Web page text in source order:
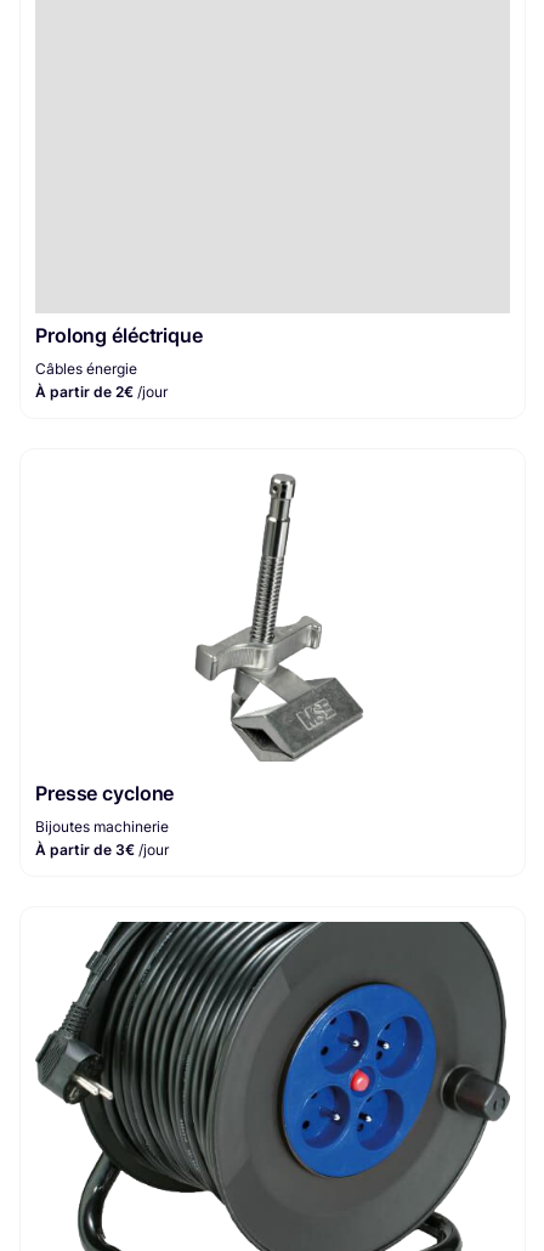
Prolong éléctrique
Câbles énergie
À partir de 2€ /jour
Presse cyclone
Bijoutes machinerie
À partir de 3€ /jour